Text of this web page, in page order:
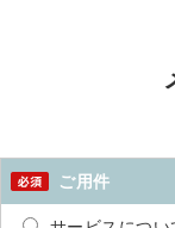
ご用件